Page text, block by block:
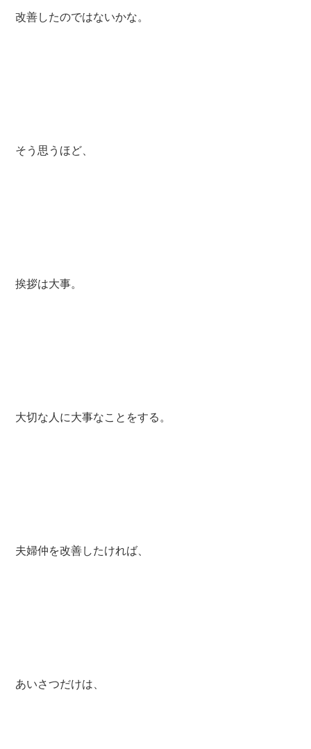
改善したのではないかな。
そう思うほど、
挨拶は大事。
大切な人に大事なことをする。
夫婦仲を改善したければ、
あいさつだけは、